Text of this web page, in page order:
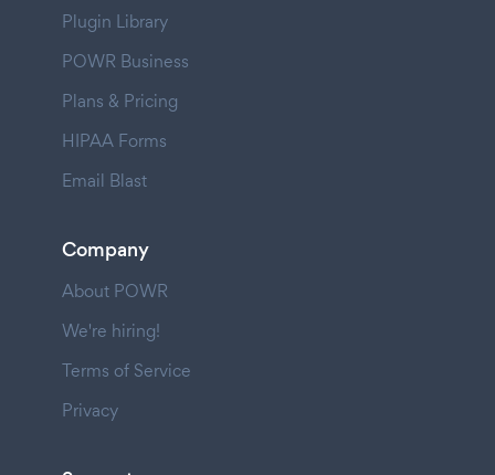
Plugin Library
POWR Business
Plans & Pricing
HIPAA Forms
Email Blast
Company
About POWR
We're hiring!
Terms of Service
Privacy